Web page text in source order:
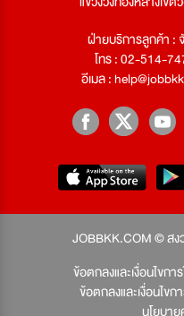
ฝ่ายบริการลูกค้า :
โทร : 02-514-
อีเมล :
JOBBKK.COM © ส
ข้อตกลงและเงื่อนไขก
ข้อตกลงและเงื่อนไข